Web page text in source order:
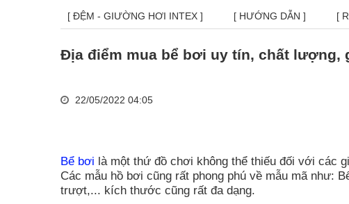
[ ĐỆM - GIƯỜNG HƠI INTEX ] [ HƯỚNG DẪN ] [
Địa điểm mua bể bơi uy tín, chất lượng,
22/05/2022 04:05
Bể bơi là một thứ đồ chơi không thể thiếu đối với các
Các mẫu hồ bơi cũng rất phong phú về mẫu mã như:
trượt,... kích thước cũng rất đa dạng.